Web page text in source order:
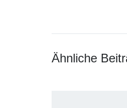
Ähnliche